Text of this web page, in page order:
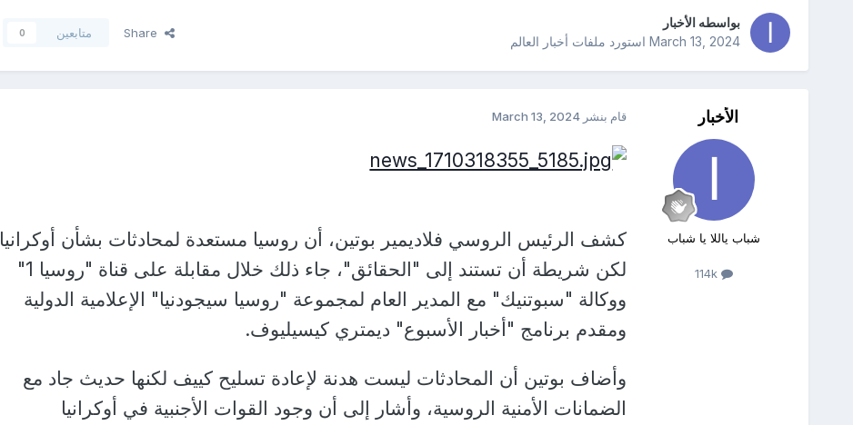
بواسطه الأخبار
March 13, 2024استورد ملفات أخبار العالم
Share متابعين 0
الأخبار
شباب ياللا يا شباب
114k
قام بنشر March 13, 2024
كشف الرئيس الروسي فلاديمير بوتين، أن روسيا مستعدة لمحادثات بشأن أوكرانيا
لكن شريطة أن تستند إلى "الحقائق"، جاء ذلك خلال مقابلة على قناة "روسيا 1"
ووكالة "سبوتنيك" مع المدير العام لمجموعة "روسيا سيجودنيا" الإعلامية الدولية
ومقدم برنامج "أخبار الأسبوع" ديمتري كيسيليوف.
وأضاف بوتين أن المحادثات ليست هدنة لإعادة تسليح كييف لكنها حديث جاد مع
الضمانات الأمنية الروسية، وأشار إلى أن وجود القوات الأجنبية في أوكرانيا